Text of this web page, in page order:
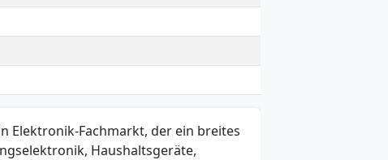
Elektronik-Fachmarkt, der ein breites
Haushaltsgeräte,